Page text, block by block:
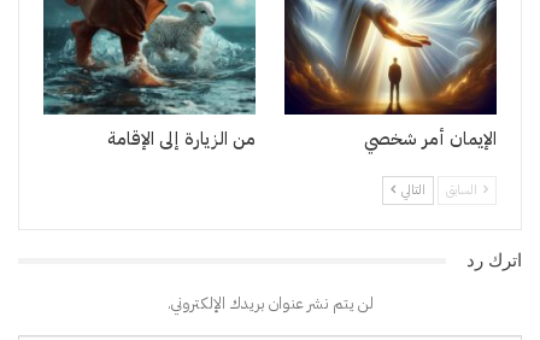
الإيمان أمر شخصي من الزيارة إلى الإقامة
السابق التالي
اترك رد
لن يتم نشر عنوان بريدك الإلكتروني.